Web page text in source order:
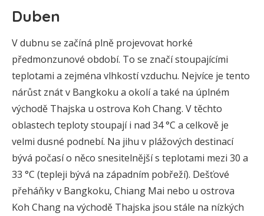
Duben
V dubnu se začíná plně projevovat horké
předmonzunové období. To se značí stoupajícími
teplotami a zejména vlhkostí vzduchu. Nejvíce je tento
nárůst znát v Bangkoku a okolí a také na úplném
východě Thajska u ostrova Koh Chang. V těchto
oblastech teploty stoupají i nad 34 °C a celkově je
velmi dusné podnebí. Na jihu v plážových destinací
bývá počasí o něco snesitelnější s teplotami mezi 30 a
33 °C (tepleji bývá na západním pobřeží). Dešťové
přeháňky v Bangkoku, Chiang Mai nebo u ostrova
Koh Chang na východě Thajska jsou stále na nízkých